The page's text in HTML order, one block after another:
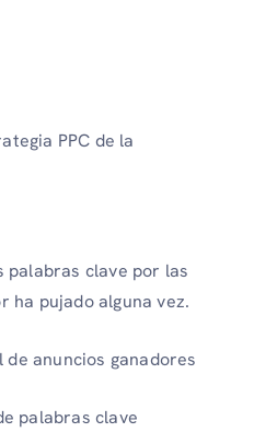
PPC de la
palabras clave por las
ha pujado alguna vez.
anuncios ganadores
palabras clave